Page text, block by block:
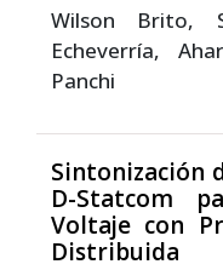
Wilson Brito,
Echeverría,
Panchi
Sintonización
D-Statcom
Voltaje con
Distribuida